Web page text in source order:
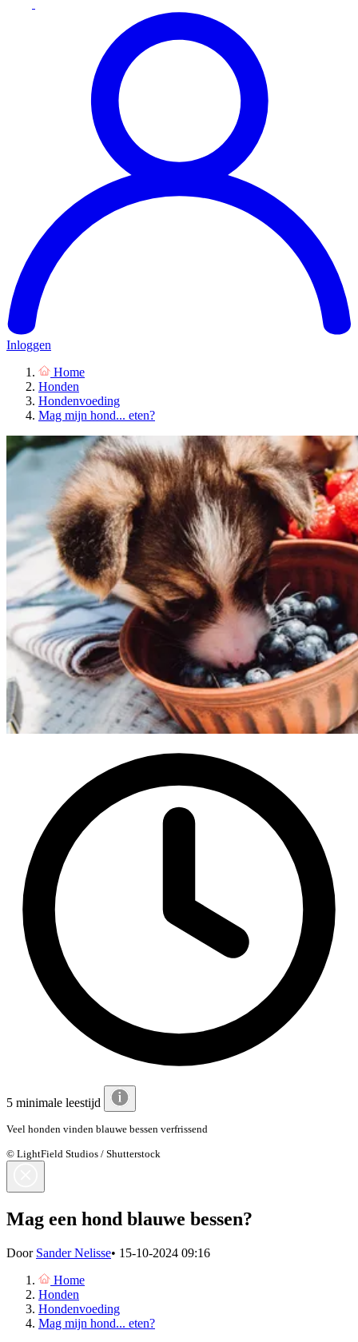
Inloggen
Home
Honden
Hondenvoeding
Mag mijn hond... eten?
5 minimale leestijd
Veel honden vinden blauwe bessen verfrissend
© LightField Studios / Shutterstock
Mag een hond blauwe bessen?
Door Sander Nelisse• 15-10-2024 09:16
Home
Honden
Hondenvoeding
Mag mijn hond... eten?